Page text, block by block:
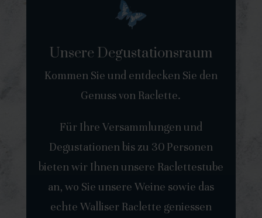
Unsere Degustationsraum
Kommen Sie und entdecken Sie den
Genuss von Raclette.
Für Ihre Versammlungen und
Degustationen bis zu 30 Personen
bieten wir Ihnen unsere Raclettestube
an, wo Sie unsere Weine sowie das
echte Walliser Raclette geniessen